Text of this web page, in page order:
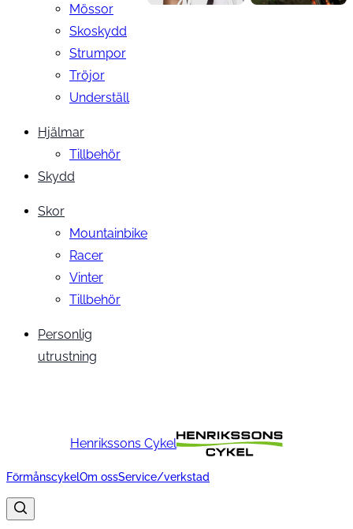
Mössor
Skoskydd
Strumpor
Tröjor
Underställ
Hjälmar
Tillbehör
Skydd
Skor
Mountainbike
Racer
Vinter
Tillbehör
Personlig
utrustning
Henrikssons Cykel
FörmånscykelOm ossService/verkstad